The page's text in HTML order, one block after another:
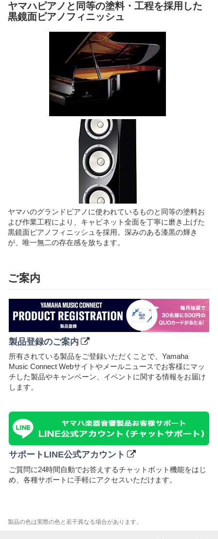
ヤマハピアノと同等の塗料・工程を採用した
黒鏡面ピアノフィニッシュ
ヤマハのグランドピアノに使われているものと同等の塗料お
よび作業工程により、キャビネット全面を丁寧に磨き上げた
黒鏡面ピアノフィニッシュを採用。深みのある漆黒の輝き
が、唯一無二の存在感を放ちます。
ご案内
製品登録のご案内
所有されている製品をご登録いただくことで、Yamaha
Music Connect Webサイトやメールニュースでお客様にマッ
チした製品やキャンペーン、イベントに関する情報をお届け
します。
サポートLINE公式アカウント
ご質問に24時間自動でお答えするチャットボット機能をはじ
め、各種サポートに⼿軽にアクセスいただけます。
製品の色は実際の色と若干異なる場合があります。